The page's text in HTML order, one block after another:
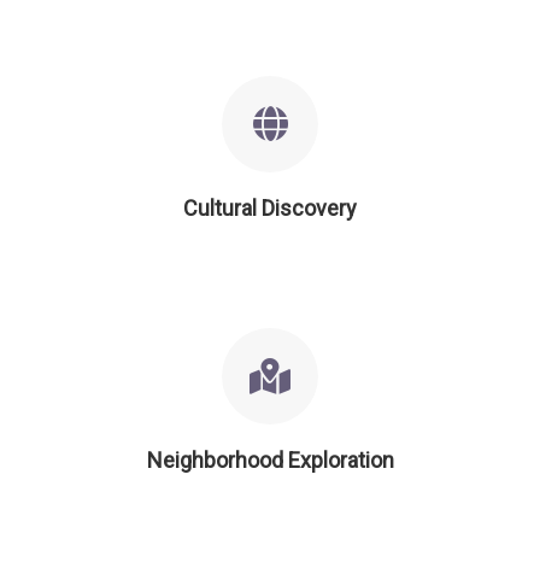
Cultural Discovery
Neighborhood Exploration